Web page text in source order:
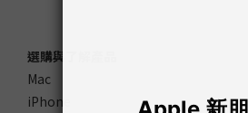
選購與了解產品
Mac
iPhone